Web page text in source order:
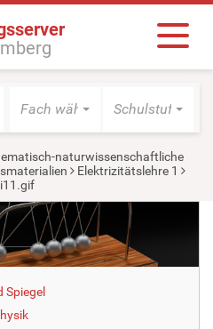
Fach wählen Schulstufe
naturwissenschaftliche
Elektrizitätslehre 1
Spiegel